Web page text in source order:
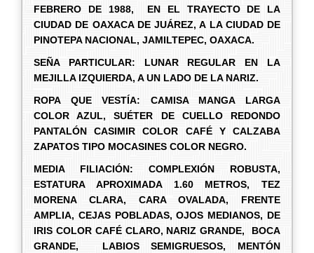
FEBRERO DE 1988, EN EL TRAYECTO DE LA
CIUDAD DE OAXACA DE JUÁREZ, A LA CIUDAD DE
PINOTEPA NACIONAL, JAMILTEPEC, OAXACA.
SEÑA PARTICULAR: LUNAR REGULAR EN LA
MEJILLA IZQUIERDA, A UN LADO DE LA NARIZ.
ROPA QUE VESTÍA: CAMISA MANGA LARGA
COLOR AZUL, SUÉTER DE CUELLO REDONDO
PANTALÓN CASIMIR COLOR CAFÉ Y CALZABA
ZAPATOS TIPO MOCASINES COLOR NEGRO.
MEDIA FILIACIÓN: COMPLEXIÓN ROBUSTA,
ESTATURA APROXIMADA 1.60 METROS, TEZ
MORENA CLARA, CARA OVALADA, FRENTE
AMPLIA, CEJAS POBLADAS, OJOS MEDIANOS, DE
IRIS COLOR CAFÉ CLARO, NARIZ GRANDE, BOCA
GRANDE, LABIOS SEMIGRUESOS, MENTÓN